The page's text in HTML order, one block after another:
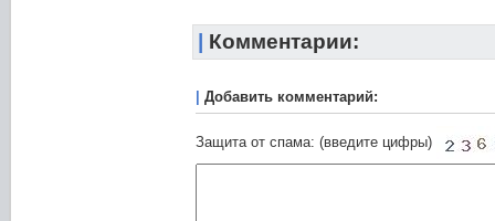
Комментарии:
Добавить комментарий:
Защита от спама: (введите цифры)